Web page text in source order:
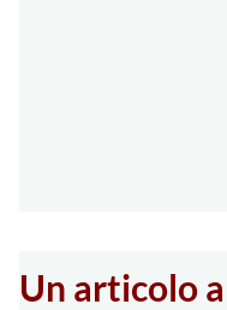
Un articolo